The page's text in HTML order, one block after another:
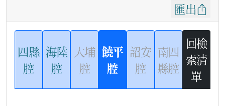
匯出
四縣
腔
海陸
腔
大埔
腔
饒平
腔
詔安
腔
南四
縣腔
回檢
索清
單